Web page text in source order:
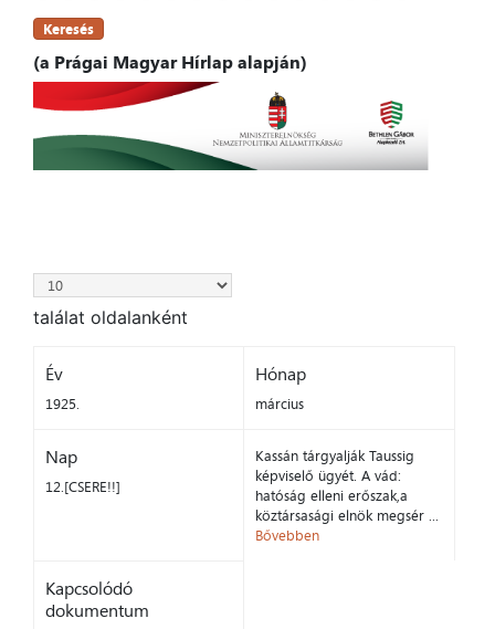
Keresés
(a Prágai Magyar Hírlap alapján)
találat oldalanként
Év
1925.
Hónap
március
Nap
12.[CSERE!!]
Kassán tárgyalják Taussig
képviselő ügyét. A vád:
hatóság elleni erőszak,a
köztársasági elnök megsér ...
Bővebben
Kapcsolódó
dokumentum